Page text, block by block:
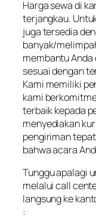
Harga sewa di
terjangkau.
juga tersedia
banyak/
membantu
sesuai dengan
Kami memiliki
kami
terbaik kepada
menyediakan
pengiriman
bahwa acara
Tunggu apalagi
melalui call
langsung ke
: